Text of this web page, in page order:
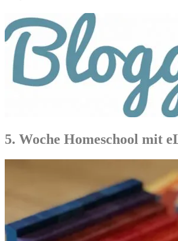
5. Woche Homeschool mit